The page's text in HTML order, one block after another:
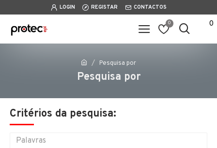
LOGIN REGISTAR CONTACTOS
0 0
Pesquisa por
Pesquisa por
Critérios da pesquisa: